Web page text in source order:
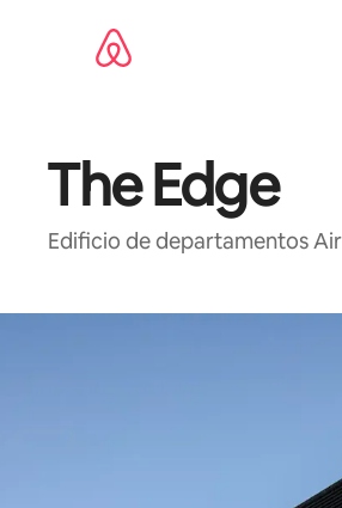
The Edge
Edificio de departamentos